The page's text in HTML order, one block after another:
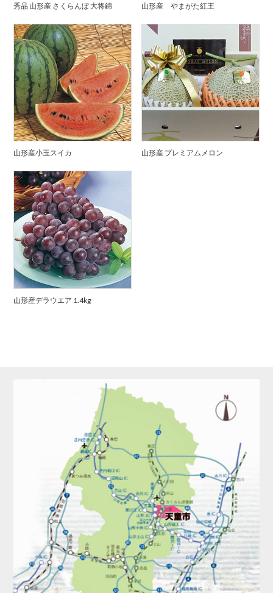
秀品 山形産 さくらんぼ 大将錦 山形産 やまがた紅王
山形産小玉スイカ 山形産 プレミアムメロン
山形産デラウエア 1.4kg